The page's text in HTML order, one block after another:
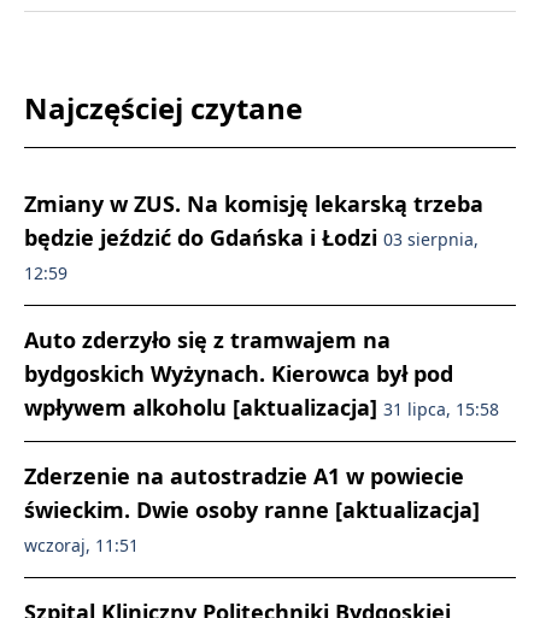
Najczęściej czytane
Zmiany w ZUS. Na komisję lekarską trzeba
będzie jeździć do Gdańska i Łodzi 03 sierpnia,
12:59
Auto zderzyło się z tramwajem na
bydgoskich Wyżynach. Kierowca był pod
wpływem alkoholu [aktualizacja] 31 lipca, 15:58
Zderzenie na autostradzie A1 w powiecie
świeckim. Dwie osoby ranne [aktualizacja]
wczoraj, 11:51
Szpital Kliniczny Politechniki Bydgoskiej